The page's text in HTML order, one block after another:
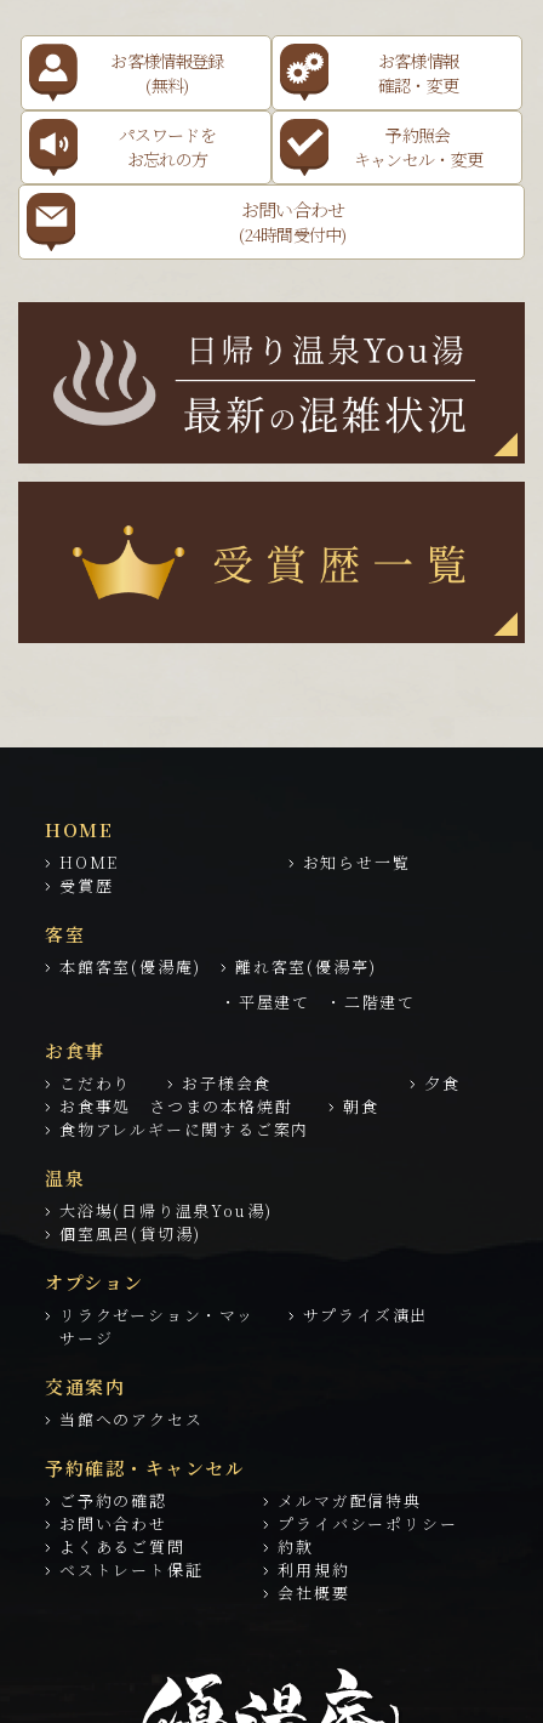
お客様情報登録
(無料)
お客様情報
確認・変更
パスワードを
お忘れの方
予約照会
キャンセル・変更
お問い合わせ
(24時間受付中)
HOME
HOME
お知らせ一覧
受賞歴
客室
本館客室(優湯庵)
離れ客室(優湯亭)
・平屋建て
・二階建て
お食事
こだわり お子様会食
夕食
お食事処 さつまの本格焼酎
朝食
食物アレルギーに関するご案内
温泉
大浴場(日帰り温泉You湯)
個室風呂(貸切湯)
オプション
リラクゼーション・マッ
サージ
サプライズ演出
交通案内
当館へのアクセス
予約確認・キャンセル
ご予約の確認
メルマガ配信特典
お問い合わせ
プライバシーポリシー
よくあるご質問
約款
ベストレート保証
利用規約
会社概要